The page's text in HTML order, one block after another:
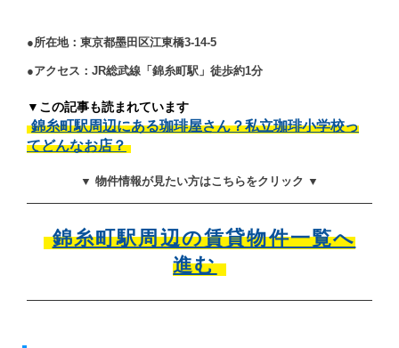
●所在地：東京都墨田区江東橋3-14-5
●アクセス：JR総武線「錦糸町駅」徒歩約1分
▼この記事も読まれています
錦糸町駅周辺にある珈琲屋さん？私立珈琲小学校っ
てどんなお店？
▼ 物件情報が見たい方はこちらをクリック ▼
錦糸町駅周辺の賃貸物件一覧へ
進む